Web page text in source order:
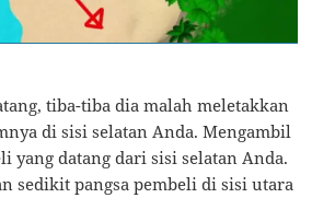
tiba-tiba dia malah meletakkan
di sisi selatan Anda. Mengambil
yang datang dari sisi selatan Anda.
sedikit pangsa pembeli di sisi utara